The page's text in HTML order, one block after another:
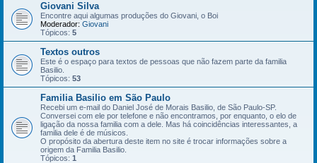
Giovani Silva
Encontre aqui algumas produções do Giovani, o Boi
Moderador: Giovani
Tópicos: 5
Textos outros
Este é o espaço para textos de pessoas que não fazem parte da familia
Basilio.
Tópicos: 53
Familia Basilio em São Paulo
Recebi um e-mail do Daniel José de Morais Basilio, de São Paulo-SP.
Conversei com ele por telefone e não encontramos, por enquanto, o elo de
ligação da nossa familia com a dele. Mas há coincidências interessantes, a
familia dele é de músicos.
O propósito da abertura deste item no site é trocar informações sobre a
origem da Familia Basilio.
Tópicos: 1